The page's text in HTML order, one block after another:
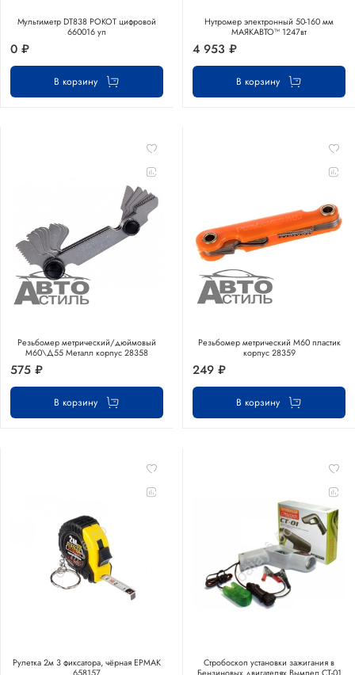
Мультиметр DT838 РОКОТ цифровой
660016 уп
0 ₽
В корзину
Нутромер электронный 50-160 мм
МАЯКАВТО™ 1247вт
4 953 ₽
В корзину
Резьбомер метрический/дюймовый
М60\Д55 Металл корпус 28358
575 ₽
В корзину
Резьбомер метрический М60 пластик
корпус 28359
249 ₽
В корзину
Рулетка 2м 3 фиксатора, чёрная ЕРМАК
Стробоскоп установки зажигания в